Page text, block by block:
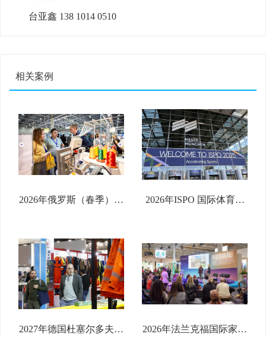
台亚鑫 138 1014 0510
相关案例
2026年俄罗斯（春季）国
2026年ISPO 国际体育户
2027年德国杜塞尔多夫工
2026年法兰克福国际家用